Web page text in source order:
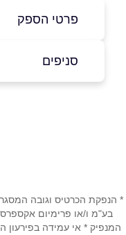
פרטי הספק
04-8747445
טלפון*
סניפים
* הנפקת הכרטיס וגובה
בע"מ ו/או פרימיום
המנפיק * אי עמידה בפירעון